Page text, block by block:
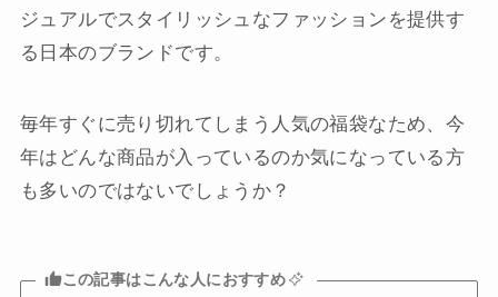
ジュアルでスタイリッシュなファッションを提供す
る日本のブランドです。
毎年すぐに売り切れてしまう人気の福袋なため、今
年はどんな商品が入っているのか気になっている方
も多いのではないでしょうか？
この記事はこんな人におすすめ